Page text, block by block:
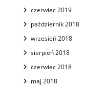
czerwiec 2019
październik 2018
wrzesień 2018
sierpień 2018
czerwiec 2018
maj 2018